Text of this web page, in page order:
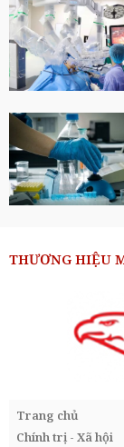
THƯƠNG HIỆU
Trang chủ
Chính trị - Xã hội